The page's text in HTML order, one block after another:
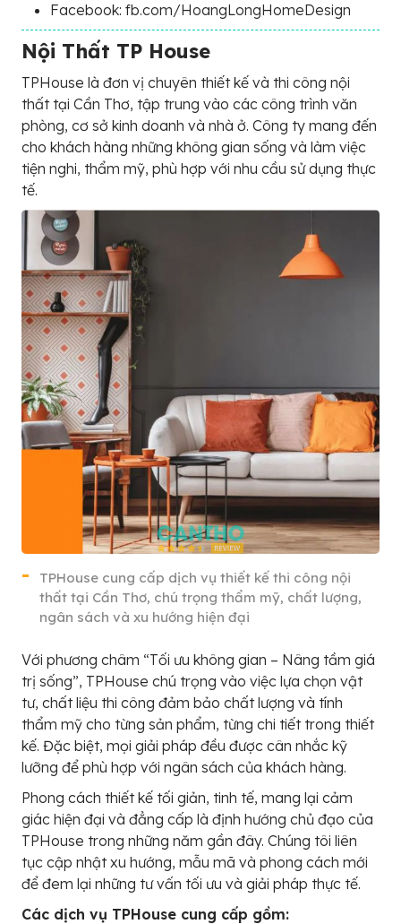
Facebook: fb.com/HoangLongHomeDesign
Nội Thất TP House
TPHouse là đơn vị chuyên thiết kế và thi công nội
thất tại Cần Thơ, tập trung vào các công trình văn
phòng, cơ sở kinh doanh và nhà ở. Công ty mang đến
cho khách hàng những không gian sống và làm việc
tiện nghi, thẩm mỹ, phù hợp với nhu cầu sử dụng thực
tế.
TPHouse cung cấp dịch vụ thiết kế thi công nội
thất tại Cần Thơ, chú trọng thẩm mỹ, chất lượng,
ngân sách và xu hướng hiện đại
Với phương châm “Tối ưu không gian – Nâng tầm giá
trị sống”, TPHouse chú trọng vào việc lựa chọn vật
tư, chất liệu thi công đảm bảo chất lượng và tính
thẩm mỹ cho từng sản phẩm, từng chi tiết trong thiết
kế. Đặc biệt, mọi giải pháp đều được cân nhắc kỹ
lưỡng để phù hợp với ngân sách của khách hàng.
Phong cách thiết kế tối giản, tinh tế, mang lại cảm
giác hiện đại và đẳng cấp là định hướng chủ đạo của
TPHouse trong những năm gần đây. Chúng tôi liên
tục cập nhật xu hướng, mẫu mã và phong cách mới
để đem lại những tư vấn tối ưu và giải pháp thực tế.
Các dịch vụ TPHouse cung cấp gồm: